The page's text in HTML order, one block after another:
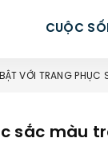
CUỘC
VỚI TRANG PHỤC
sắc màu